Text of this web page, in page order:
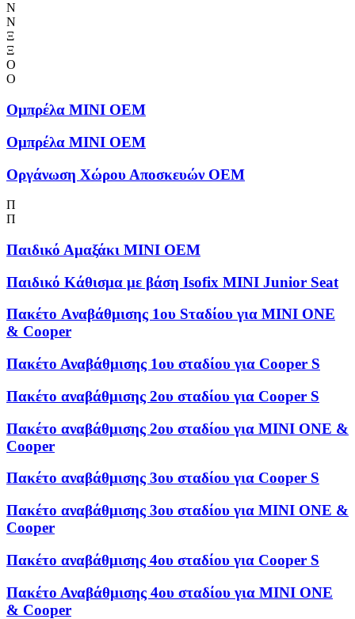
Ν
Ν
Ξ
Ξ
Ο
Ο
Ομπρέλα MINI OEM
Ομπρέλα MINI OEM
Οργάνωση Χώρου Αποσκευών OEM
Π
Π
Παιδικό Αμαξάκι MINI OEM
Παιδικό Κάθισμα με βάση Isofix MINI Junior Seat
Πακέτο Aναβάθμισης 1ου Sταδίου για MINI ONE
& Cooper
Πακέτο Αναβάθμισης 1ου σταδίου για Cooper S
Πακέτο αναβάθμισης 2ου σταδίου για Cooper S
Πακέτο αναβάθμισης 2ου σταδίου για MINI ONE &
Cooper
Πακέτο αναβάθμισης 3ου σταδίου για Cooper S
Πακέτο αναβάθμισης 3ου σταδίου για MINI ONE &
Cooper
Πακέτο αναβάθμισης 4ου σταδίου για Cooper S
Πακέτο Αναβάθμισης 4ου σταδίου για MINI ONE
& Cooper